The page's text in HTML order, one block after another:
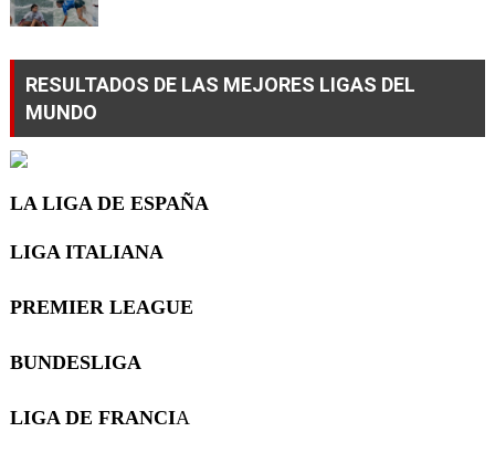
RESULTADOS DE LAS MEJORES LIGAS DEL
MUNDO
LA LIGA DE ESPAÑA
LIGA ITALIANA
PREMIER LEAGUE
BUNDESLIGA
LIGA DE FRANCIA